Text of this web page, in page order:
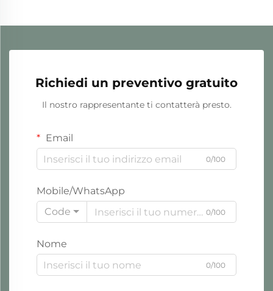
Richiedi un preventivo gratuito
Il nostro rappresentante ti contatterà presto.
Email
0/100
Mobile/WhatsApp
Code
0/100
Nome
0/100